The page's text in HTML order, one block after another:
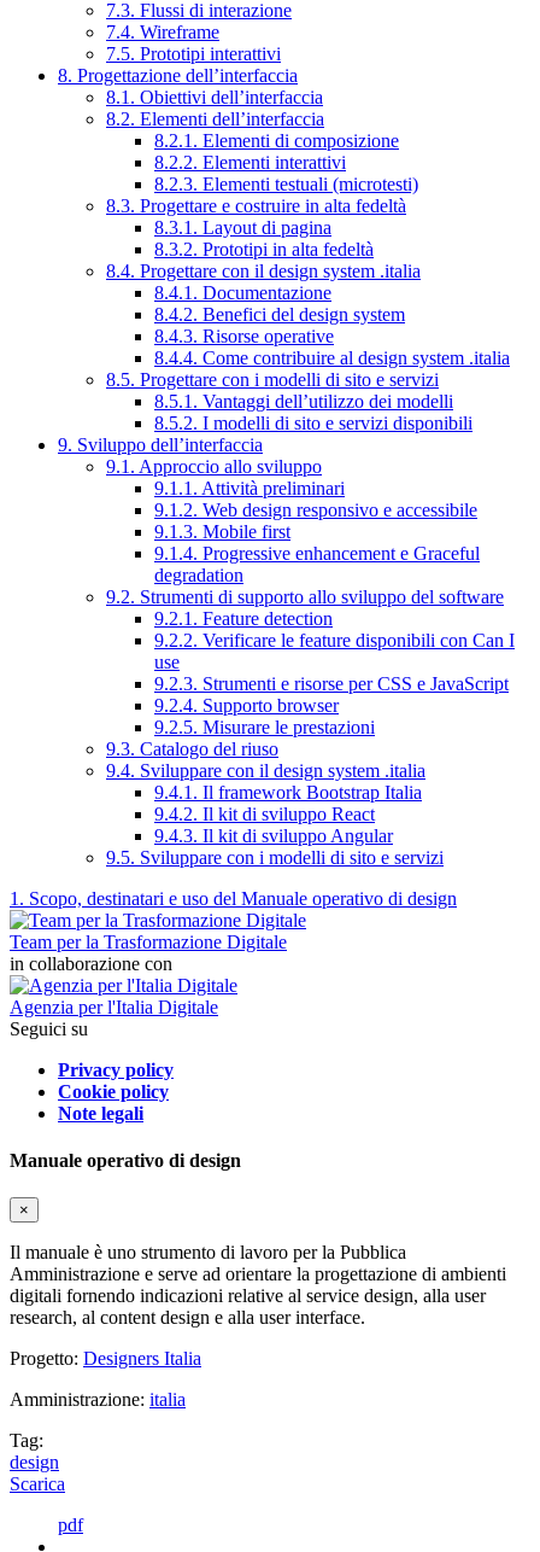
7.3. Flussi di interazione
7.4. Wireframe
7.5. Prototipi interattivi
8. Progettazione dell’interfaccia
8.1. Obiettivi dell’interfaccia
8.2. Elementi dell’interfaccia
8.2.1. Elementi di composizione
8.2.2. Elementi interattivi
8.2.3. Elementi testuali (microtesti)
8.3. Progettare e costruire in alta fedeltà
8.3.1. Layout di pagina
8.3.2. Prototipi in alta fedeltà
8.4. Progettare con il design system .italia
8.4.1. Documentazione
8.4.2. Benefici del design system
8.4.3. Risorse operative
8.4.4. Come contribuire al design system .italia
8.5. Progettare con i modelli di sito e servizi
8.5.1. Vantaggi dell’utilizzo dei modelli
8.5.2. I modelli di sito e servizi disponibili
9. Sviluppo dell’interfaccia
9.1. Approccio allo sviluppo
9.1.1. Attività preliminari
9.1.2. Web design responsivo e accessibile
9.1.3. Mobile first
9.1.4. Progressive enhancement e Graceful
degradation
9.2. Strumenti di supporto allo sviluppo del software
9.2.1. Feature detection
9.2.2. Verificare le feature disponibili con Can I
use
9.2.3. Strumenti e risorse per CSS e JavaScript
9.2.4. Supporto browser
9.2.5. Misurare le prestazioni
9.3. Catalogo del riuso
9.4. Sviluppare con il design system .italia
9.4.1. Il framework Bootstrap Italia
9.4.2. Il kit di sviluppo React
9.4.3. Il kit di sviluppo Angular
9.5. Sviluppare con i modelli di sito e servizi
1. Scopo, destinatari e uso del Manuale operativo di design
Team per la Trasformazione Digitale
in collaborazione con
Agenzia per l'Italia Digitale
Seguici su
Privacy policy
Cookie policy
Note legali
Manuale operativo di design
×
Il manuale è uno strumento di lavoro per la Pubblica
Amministrazione e serve ad orientare la progettazione di ambienti
digitali fornendo indicazioni relative al service design, alla user
research, al content design e alla user interface.
Progetto: Designers Italia
Amministrazione: italia
Tag:
design
Scarica
pdf